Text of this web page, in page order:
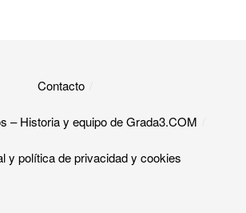
Contacto
– Historia y equipo de Grada3.COM
y política de privacidad y cookies​